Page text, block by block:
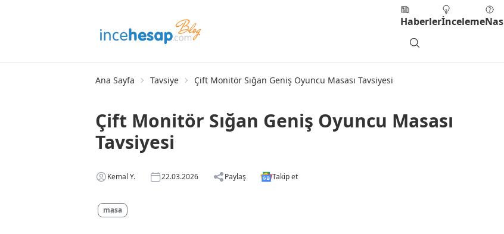
Haberlerİnceleme
Ana Sayfa Tavsiye Çift Monitör Sığan Geniş Oyuncu Masası Tavsiyesi
Çift Monitör Sığan Geniş Oyuncu Masası
Tavsiyesi
Kemal Y. 22.03.2026 Paylaş Takip et
masa